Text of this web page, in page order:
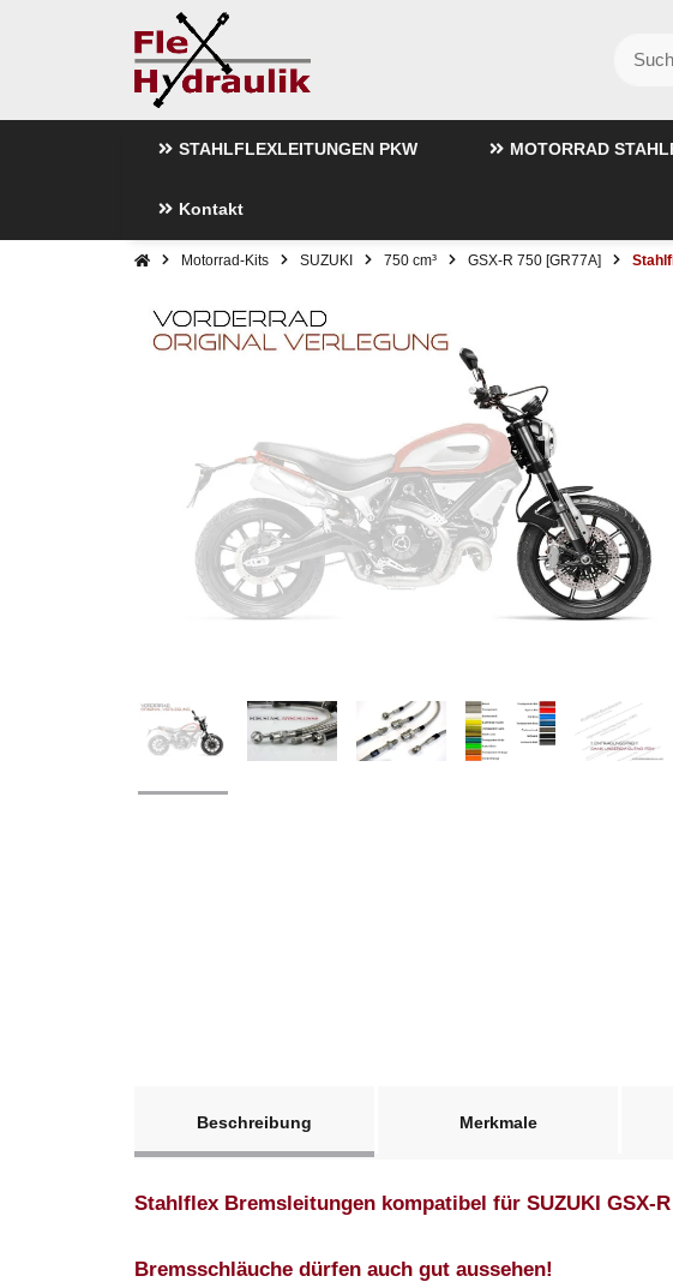
STAHLFLEXLEITUNGEN PKW MOTORRAD
Kontakt
Motorrad-Kits SUZUKI 750 cm³ GSX-R 750 [GR77A]
Beschreibung
Merkmale
Stahlflex Bremsleitungen kompatibel für SUZUKI GSX-
Bremsschläuche dürfen auch gut aussehen!